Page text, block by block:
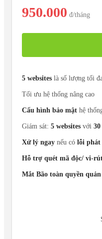
950.000 đ/tháng
5 websites là số lượng tối
Tối ưu hệ thống nâng cao
Cấu hình bảo mật hệ
Giám sát: 5 websites với
Xử lý ngay nếu có lỗi phát
Hỗ trợ quét mã độc/ vi-
Mắt Bão toàn quyền